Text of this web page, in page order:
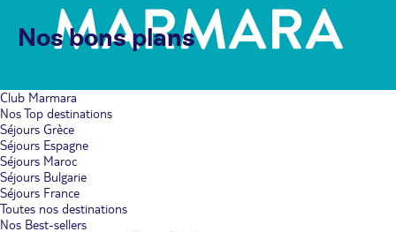
Club Marmara
Nos Top destinations
Séjours Grèce
Séjours Espagne
Séjours Maroc
Séjours Bulgarie
Séjours France
Toutes nos destinations
Nos Best-sellers
Nos bons plans